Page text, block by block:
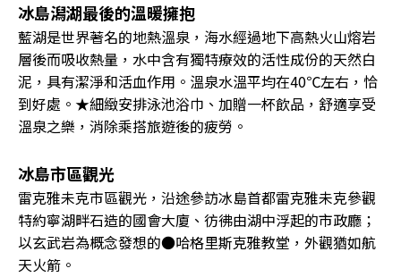
冰島潟湖最後的溫暖擁抱
藍湖是世界著名的地熱溫泉，海水經過地下高熱火山熔岩
層後而吸收熱量，水中含有獨特療效的活性成份的天然白
泥，具有潔淨和活血作用。溫泉水溫平均在40℃左右，恰
到好處。★細緻安排泳池浴巾、加贈一杯飲品，舒適享受
溫泉之樂，消除乘搭旅遊後的疲勞。
冰島市區觀光
雷克雅未克市區觀光，沿途參訪冰島首都雷克雅未克參觀
特約寧湖畔石造的國會大廈、彷彿由湖中浮起的市政廳；
以玄武岩為概念發想的●哈格里斯克雅教堂，外觀猶如航
天火箭。